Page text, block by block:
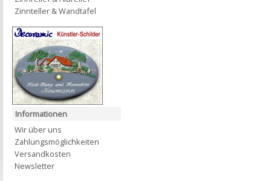
Zinnteller & Wandtafel
Informationen
Wir über uns
Zahlungsmöglichkeiten
Versandkosten
Newsletter